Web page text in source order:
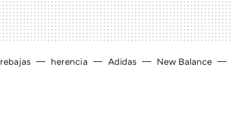
rebajas herencia Adidas New Balance